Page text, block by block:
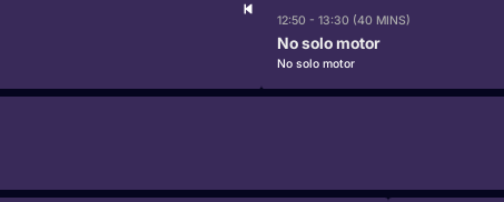
12:50 - 13:30 (40 MINS)
No solo motor
No solo motor